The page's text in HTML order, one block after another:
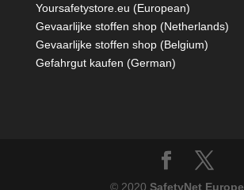
Yoursafetystore.eu (European)
Gevaarlijke stoffen shop (Netherlands)
Gevaarlijke stoffen shop (Belgium)
Gefahrgut kaufen (German)
© 2020SafetyNet Europe